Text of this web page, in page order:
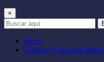
×
Inicio
¿Influye el alza del dólar